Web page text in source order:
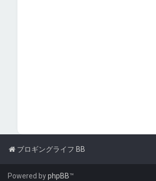
ブロギングライフ BB
Powered byphpBB™